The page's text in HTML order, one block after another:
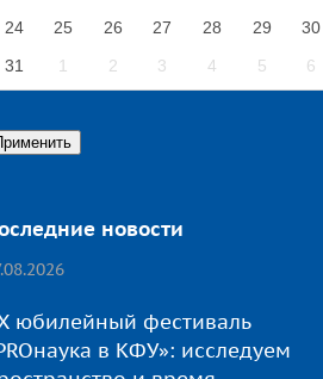
24
25 26 27 28 29
30
31
1 2 3 4 5 6
новости
юбилейный фестиваль
в КФУ»: исследуем